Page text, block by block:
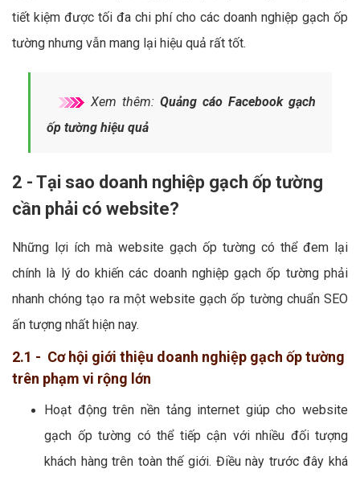
tiết kiệm được tối đa chi phí cho các doanh nghiệp gạch ốp
tường nhưng vẫn mang lại hiệu quả rất tốt.
Xem thêm: Quảng cáo Facebook gạch
ốp tường hiệu quả
2 - Tại sao doanh nghiệp gạch ốp tường
cần phải có website?
Những lợi ích mà website gạch ốp tường có thể đem lại
chính là lý do khiến các doanh nghiệp gạch ốp tường phải
nhanh chóng tạo ra một website gạch ốp tường chuẩn SEO
ấn tượng nhất hiện nay.
2.1 - Cơ hội giới thiệu doanh nghiệp gạch ốp tường
trên phạm vi rộng lớn
Hoạt động trên nền tảng internet giúp cho website
gạch ốp tường có thể tiếp cận với nhiều đối tượng
khách hàng trên toàn thế giới. Điều này trước đây khá